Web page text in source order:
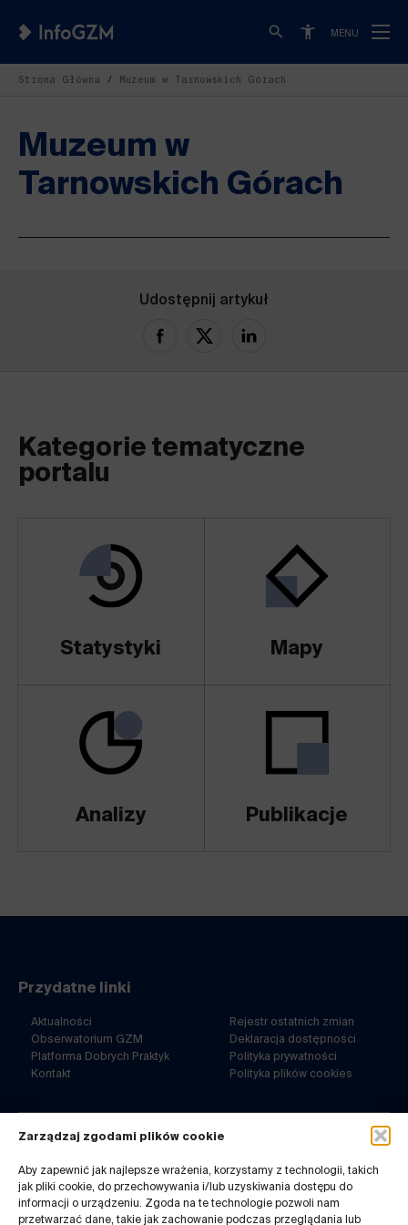
Zarządzaj zgodami plików cookie
Aby zapewnić jak najlepsze wrażenia, korzystamy z technologii, takich
jak pliki cookie, do przechowywania i/lub uzyskiwania dostępu do
informacji o urządzeniu. Zgoda na te technologie pozwoli nam
przetwarzać dane, takie jak zachowanie podczas przeglądania lub
MENU
Strona Główna Muzeum w Tarnowskich Górach
Muzeum w
Tarnowskich Górach
Udostępnij artykuł
Kategorie tematyczne
portalu
Statystyki Mapy
Analizy Publikacje
40-053 Katowice
32 7180-767
pn-pt. 8-14
Przydatne linki
Aktualności
Obserwatorium GZM
Platforma Dobrych Praktyk
Kontakt
Rejestr ostatnich zmian
Deklaracja dostępności
Polityka prywatności
Polityka plików cookies